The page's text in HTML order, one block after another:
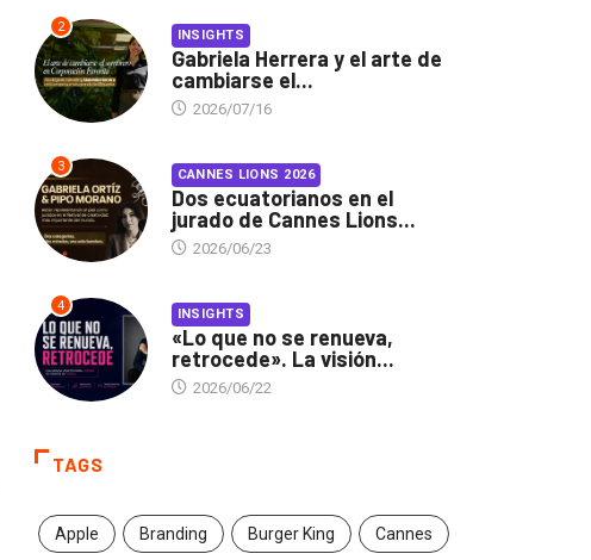
2 INSIGHTS
Gabriela Herrera y el arte de
cambiarse el...
2026/07/16
3 CANNES LIONS 2026
Dos ecuatorianos en el
jurado de Cannes Lions...
2026/06/23
4 INSIGHTS
«Lo que no se renueva,
retrocede». La visión...
2026/06/22
TAGS
Apple Branding Burger King Cannes